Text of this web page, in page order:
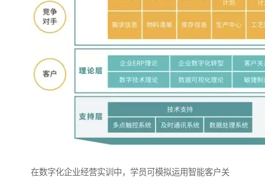
在数字化企业经营实训中，学员可模拟运用智能客户关